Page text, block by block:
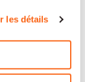
les détails